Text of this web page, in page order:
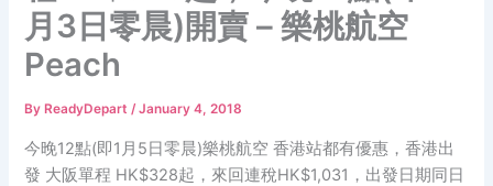
月3日零晨)開賣 – 樂桃航空
Peach
By ReadyDepart/January 4, 2018
今晚12點(即1月5日零晨)樂桃航空 香港站都有優惠，香港出
發 大阪單程 HK$328起，來回連稅HK$1,031，出發日期同日